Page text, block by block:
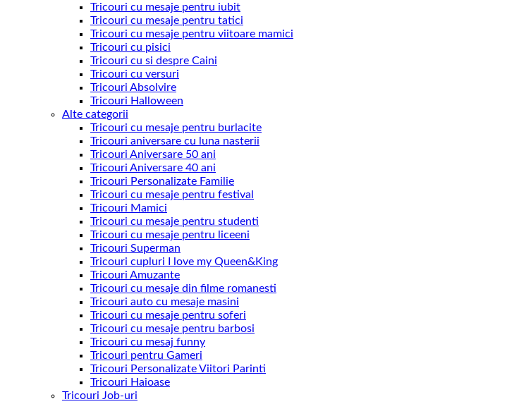
Tricouri cu mesaje pentru iubit
Tricouri cu mesaje pentru tatici
Tricouri cu mesaje pentru viitoare mamici
Tricouri cu pisici
Tricouri cu si despre Caini
Tricouri cu versuri
Tricouri Absolvire
Tricouri Halloween
Alte categorii
Tricouri cu mesaje pentru burlacite
Tricouri aniversare cu luna nasterii
Tricouri Aniversare 50 ani
Tricouri Aniversare 40 ani
Tricouri Personalizate Familie
Tricouri cu mesaje pentru festival
Tricouri Mamici
Tricouri cu mesaje pentru studenti
Tricouri cu mesaje pentru liceeni
Tricouri Superman
Tricouri cupluri I love my Queen&King
Tricouri Amuzante
Tricouri cu mesaje din filme romanesti
Tricouri auto cu mesaje masini
Tricouri cu mesaje pentru soferi
Tricouri cu mesaje pentru barbosi
Tricouri cu mesaj funny
Tricouri pentru Gameri
Tricouri Personalizate Viitori Parinti
Tricouri Haioase
Tricouri Job-uri